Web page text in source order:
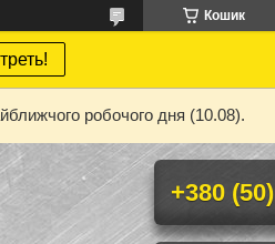
Кошик
робочого дня (10.08).
+380